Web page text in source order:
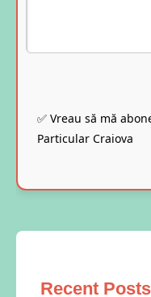
✅ Vreau să mă
Particular Craiova
Recent Posts